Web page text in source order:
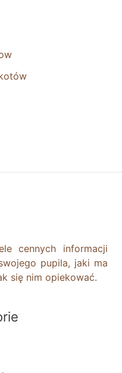
cennych informacji
pupila, jaki ma
się nim opiekować.